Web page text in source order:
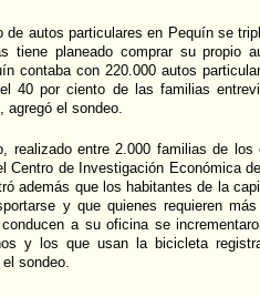
de autos particulares en Pequín se
tiene planeado comprar su propio
contaba con 220.000 autos
40 por ciento de las familias
agregó el sondeo.
realizado entre 2.000 familias de
Centro de Investigación Económica
además que los habitantes de la
y que quienes requieren
a su oficina se
y los que usan la bicicleta
sondeo.